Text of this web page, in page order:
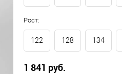
Рост:
122 128 134
1 841 руб.